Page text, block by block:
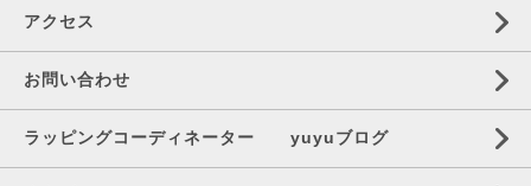
アクセス
お問い合わせ
ラッピングコーディネーター yuyuブログ